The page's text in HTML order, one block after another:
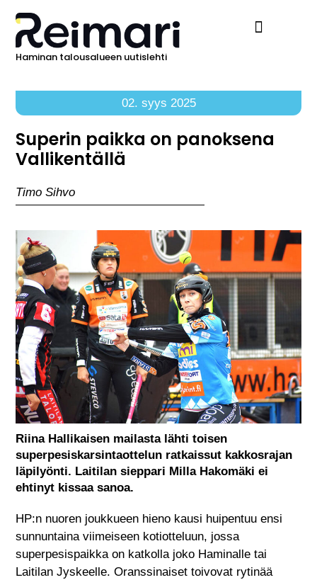
Haminan talousalueen uutislehti
02. syys 2025
Superin paikka on panoksena
Vallikentällä
Timo Sihvo
Riina Hallikaisen mailasta lähti toisen
superpesiskarsintaottelun ratkaissut kakkosrajan
läpilyönti. Laitilan sieppari Milla Hakomäki ei
ehtinyt kissaa sanoa.
HP:n nuoren joukkueen hieno kausi huipentuu ensi
sunnuntaina viimeiseen kotiotteluun, jossa
superpesispaikka on katkolla joko Haminalle tai
Laitilan Jyskeelle. Oranssinaiset toivovat rytinää